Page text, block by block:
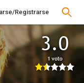
Registrarse
3.0
1 voto